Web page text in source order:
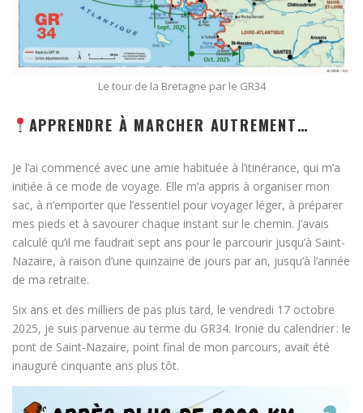
Le tour de la Bretagne par le GR34
APPRENDRE À MARCHER AUTREMENT…
Je l’ai commencé avec une amie habituée à l’itinérance, qui m’a
initiée à ce mode de voyage. Elle m’a appris à organiser mon
sac, à n’emporter que l’essentiel pour voyager léger, à préparer
mes pieds et à savourer chaque instant sur le chemin. J’avais
calculé qu’il me faudrait sept ans pour le parcourir jusqu’à Saint-
Nazaire, à raison d’une quinzaine de jours par an, jusqu’à l’année
de ma retraite.
Six ans et des milliers de pas plus tard, le vendredi 17 octobre
2025, je suis parvenue au terme du GR34. Ironie du calendrier : le
pont de Saint-Nazaire, point final de mon parcours, avait été
inauguré cinquante ans plus tôt.